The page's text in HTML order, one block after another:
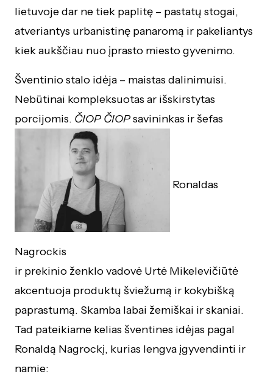
lietuvoje dar ne tiek paplitę – pastatų stogai,
atveriantys urbanistinę panaromą ir pakeliantys
kiek aukščiau nuo įprasto miesto gyvenimo.
Šventinio stalo idėja – maistas dalinimuisi.
Nebūtinai kompleksuotas ar išskirstytas
porcijomis. ČIOP ČIOPsavininkas ir šefas
Ronaldas
Nagrockis
ir prekinio ženklo vadovė Urtė Mikelevičiūtė
akcentuoja produktų šviežumą ir kokybišką
paprastumą. Skamba labai žemiškai ir skaniai.
Tad pateikiame kelias šventines idėjas pagal
Ronaldą Nagrockį, kurias lengva įgyvendinti ir
namie: